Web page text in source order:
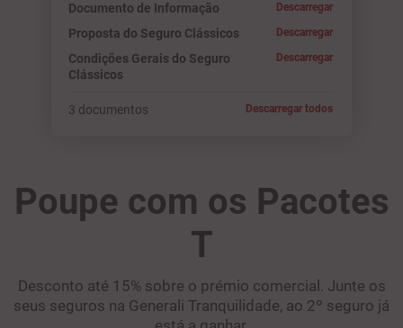
Documento de Informação Descarregar
Proposta do Seguro Clássicos Descarregar
Condições Gerais do Seguro
Clássicos
Descarregar
3 documentos Descarregar todos
Poupe com os Pacotes
T
Desconto até 15% sobre o prémio comercial. Junte os
seus seguros na Generali Tranquilidade, ao 2º seguro já